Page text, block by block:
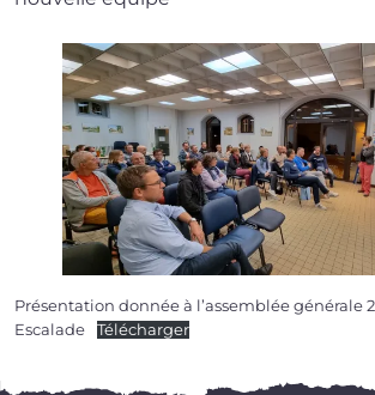
Présentation don­née à l’as­sem­blée géné­rale
Escalade
Télécharger